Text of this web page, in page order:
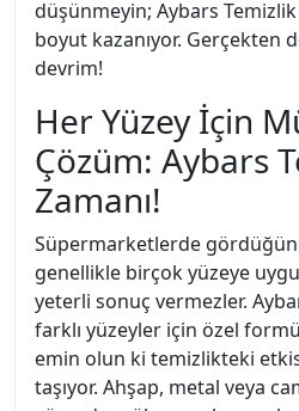
düşünmeyin; Aybars
boyut kazanıyor. Gerçekten
devrim!
Her Yüzey İçin
Çözüm: Aybars
Zamanı!
Süpermarketlerde
genellikle birçok yüzeye
yeterli sonuç vermezler.
farklı yüzeyler için özel
emin olun ki temizlikteki
taşıyor. Ahşap, metal veya